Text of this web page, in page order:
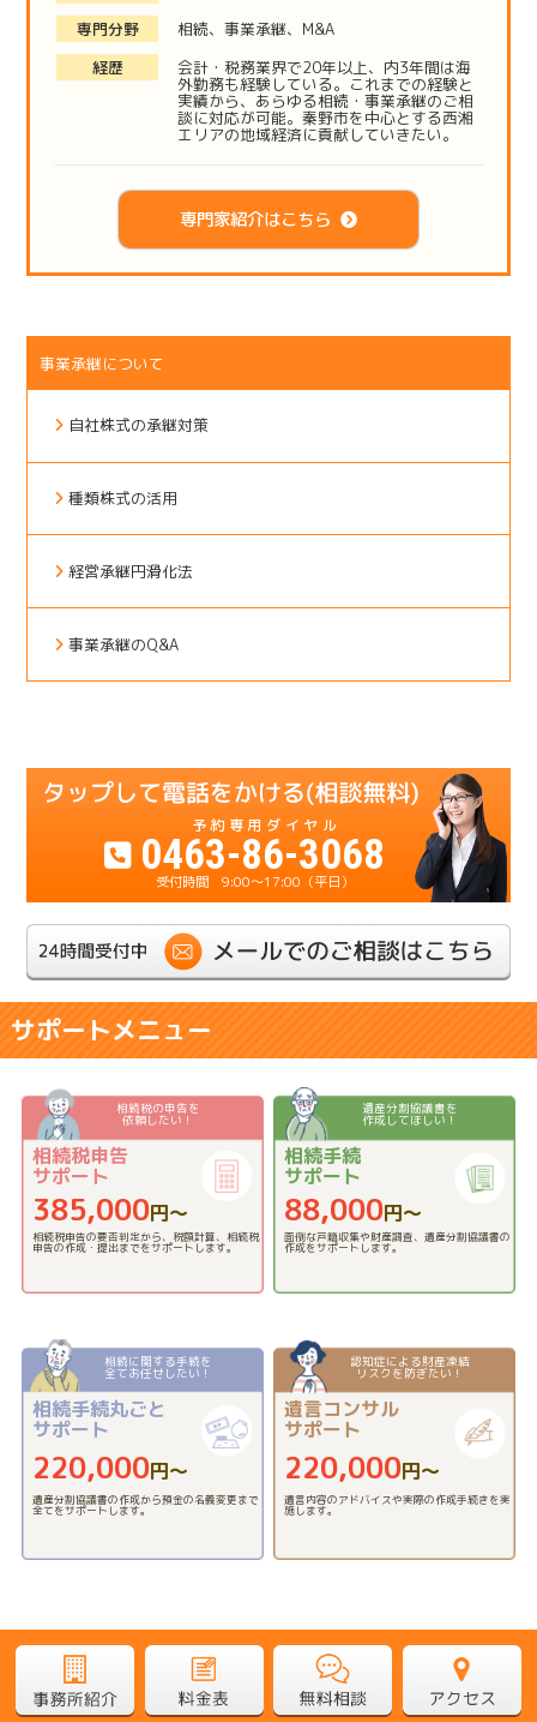
専門分野
相続、事業承継、M&A
経歴
会計・税務業界で20年以上、内3年間は海
外勤務も経験している。これまでの経験と
実績から、あらゆる相続・事業承継のご相
談に対応が可能。秦野市を中心とする西湘
エリアの地域経済に貢献していきたい。
専門家紹介はこちら
事業承継について
自社株式の承継対策
種類株式の活用
経営承継円滑化法
事業承継のQ&A
0463-86-3068
9:00～17:00（平日）
サポートメニュー
相続税の申告を
依頼したい！
相続税申告
サポート
385,000円〜
相続税申告の要否判定から、税額計算、相続税
申告の作成・提出までをサポートします。
遺産分割協議書を
作成してほしい！
相続手続
サポート
88,000円〜
面倒な戸籍収集や財産調査、遺産分割協議書の
作成をサポートします。
相続に関する手続を
全てお任せしたい！
相続手続丸ごと
サポート
220,000円〜
遺産分割協議書の作成から預金の名義変更まで
全てをサポートします。
認知症による財産凍結
リスクを防ぎたい！
遺言コンサル
サポート
220,000円〜
遺言内容のアドバイスや実際の作成手続きを実
施します。